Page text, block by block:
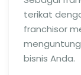
terikat
franchisor
bisnis Anda.